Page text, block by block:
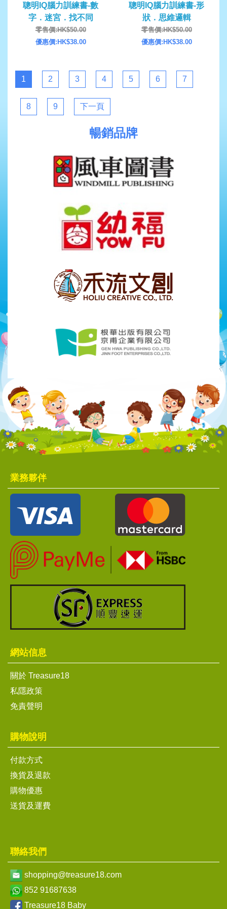
聰明IQ腦力訓練書-數
字．迷宮．找不同
零售價:HK$50.00
優惠價:HK$38.00
聰明IQ腦力訓練書-形
狀．思維邏輯
零售價:HK$50.00
優惠價:HK$38.00
1 2 3 4 5 6 7
8 9 下一頁
暢銷品牌
業務夥伴
網站信息
關於 Treasure18
私隱政策
免責聲明
購物說明
付款方式
換貨及退款
購物優惠
送貨及運費
聯絡我們
shopping@treasure18.com
852 91687638
Treasure18 Baby